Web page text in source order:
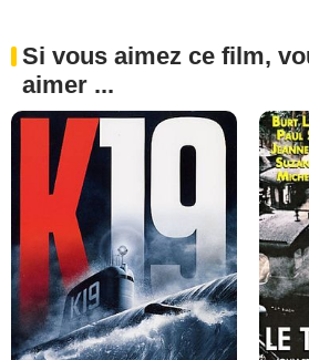
Si vous aimez ce film,
aimer ...